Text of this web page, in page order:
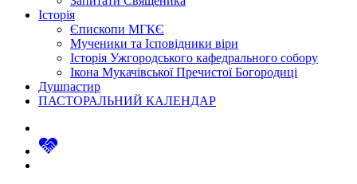
Історія
Єпископи МГКЄ
Мученики та Ісповідники віри
Історія Ужгородського кафедрального собору
Ікона Мукачівської Пречистої Богородиці
Душпастир
ПАСТОРАЛЬНИЙ КАЛЕНДАР